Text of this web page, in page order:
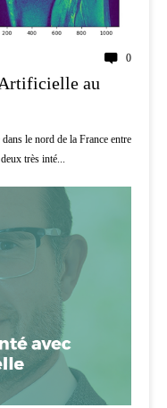
0
au
le nord de la France entre
très inté...